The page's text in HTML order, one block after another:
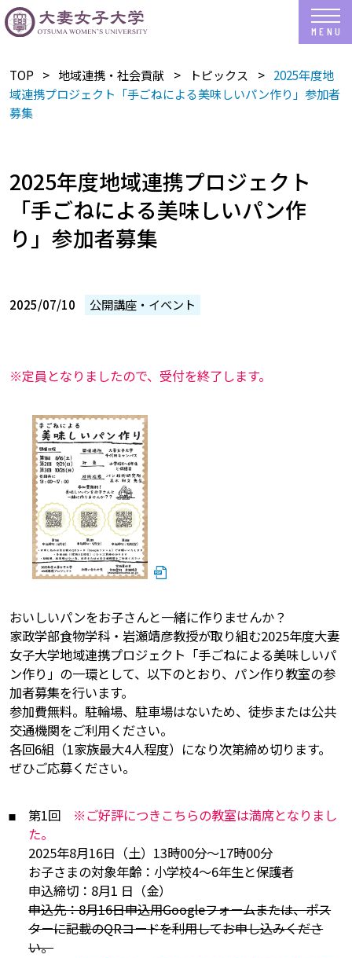
TOP 地域連携・社会貢献 トピックス
2025年度地
域連携プロジェクト「手ごねによる美味しいパン作り」参加者
募集
2025年度地域連携プロジェクト
「手ごねによる美味しいパン作
り」参加者募集
2025/07/10 公開講座・イベント
※定員となりましたので、受付を終了します。
おいしいパンをお子さんと一緒に作りませんか？
家政学部食物学科・岩瀬靖彦教授が取り組む2025年度大妻
女子大学地域連携プロジェクト「手ごねによる美味しいパ
ン作り」の一環として、以下のとおり、パン作り教室の参
加者募集を行います。
参加費無料。駐輪場、駐車場はないため、徒歩または公共
交通機関をご利用ください。
各回6組（1家族最大4人程度）になり次第締め切ります。
ぜひご応募ください。
第1回 ※ご好評につきこちらの教室は満席となりまし
た。
2025年8月16日（土）13時00分～17時00分
お子さまの対象年齢：小学校4～6年生と保護者
申込締切：8月1 日（金）
申込先：8月16日申込用Googleフォームまたは、ポス
ターに記載のQRコードを利用してお申し込みくださ
い。